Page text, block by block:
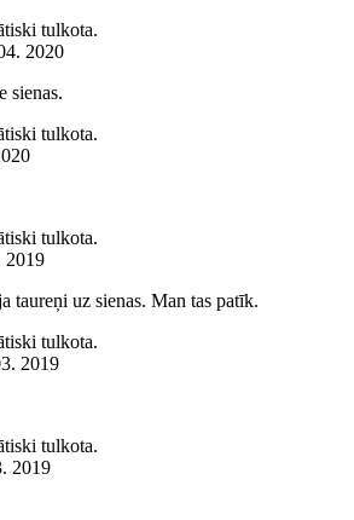
tulkota.
2020
sienas.
tulkota.
tulkota.
2019
taureņi uz sienas. Man tas patīk.
tulkota.
2019
tulkota.
2019